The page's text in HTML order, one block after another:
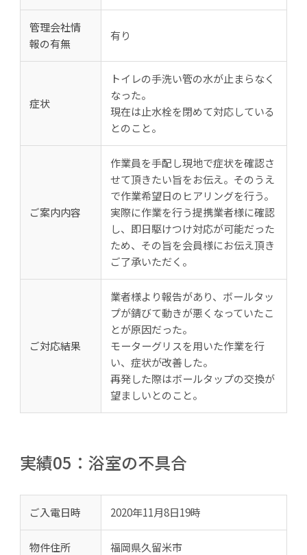
管理会社情
報の有無
有り
症状
トイレの手洗い管の水が止まらなく
なった。
現在は止水栓を閉めて対応している
とのこと。
ご案内内容
作業員を手配し現地で症状を確認さ
せて頂きたい旨をお伝え。そのうえ
で作業希望日のヒアリングを行う。
実際に作業を行う提携業者様に確認
し、即日駆けつけ対応が可能だった
ため、その旨を会員様にお伝え頂き
ご了承いただく。
ご対応結果
業者様より報告があり、ボールタッ
プが錆びて動きが悪くなっていたこ
とが原因だった。
モーターグリスを用いた作業を行
い、症状が改善した。
再発した際はボールタップの交換が
望ましいとのこと。
実績05：浴室の不具合
ご入電日時 2020年11月8日19時
物件住所 福岡県久留米市